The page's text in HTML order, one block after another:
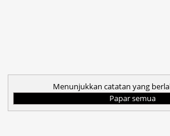
Menunjukkan catatan yang
Papar semua